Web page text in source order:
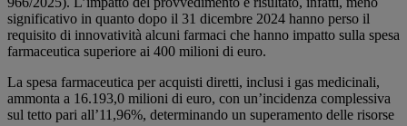
significativo in quanto dopo il 31 dicembre 2024 hanno perso il
requisito di innovatività alcuni farmaci che hanno impatto sulla spesa
farmaceutica superiore ai 400 milioni di euro.
La spesa farmaceutica per acquisti diretti, inclusi i gas medicinali,
ammonta a 16.193,0 milioni di euro, con un’incidenza complessiva
sul tetto pari all’11,96%, determinando un superamento delle risorse